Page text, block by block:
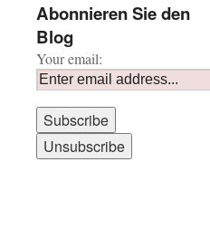
Abonnieren Sie den
Blog
Your email: